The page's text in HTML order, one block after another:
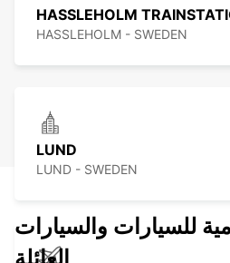
HASSLEHOLM
HASSLEHOLM - SWEDEN
LUND
LUND - SWEDEN
للسيارات والسيارات